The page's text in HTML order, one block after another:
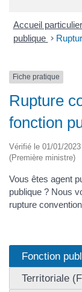
Accueil
publique >
Fiche pratique
Rupture
fonction
Vérifié le 01/01/
(Première ministre)
Vous êtes agent
publique ? Nous
rupture
Fonction
Territoriale